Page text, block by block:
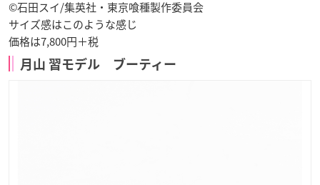
©石田スイ/集英社・東京喰種製作委員会
サイズ感はこのような感じ
価格は7,800円＋税
月山 習モデル ブーティー